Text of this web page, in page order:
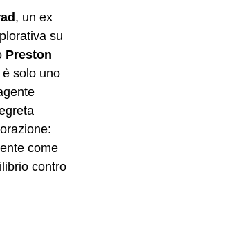
, un ex
su
Preston
è solo uno
come
contro